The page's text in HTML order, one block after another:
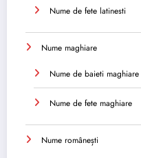
Nume de fete latinesti
Nume maghiare
Nume de baieti maghiare
Nume de fete maghiare
Nume românești